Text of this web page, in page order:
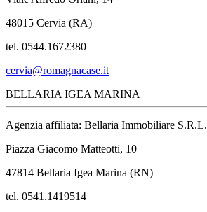
48015 Cervia (RA)
tel. 0544.1672380
cervia@romagnacase.it
BELLARIA IGEA MARINA
Agenzia affiliata: Bellaria Immobiliare S.R.L.
Piazza Giacomo Matteotti, 10
47814 Bellaria Igea Marina (RN)
tel. 0541.1419514